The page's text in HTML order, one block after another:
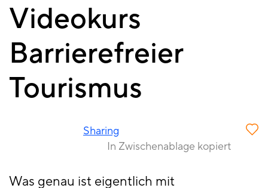
Videokurs
Barrierefreier
Tourismus
Sharing
In Zwischenablage kopiert
Was genau ist eigentlich mit